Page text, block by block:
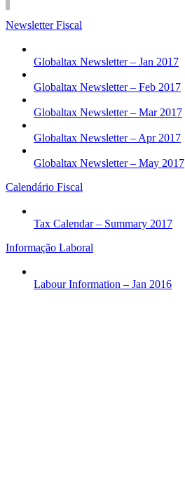
Newsletter Fiscal
Globaltax Newsletter – Jan 2017
Globaltax Newsletter – Feb 2017
Globaltax Newsletter – Mar 2017
Globaltax Newsletter – Apr 2017
Globaltax Newsletter – May 2017
Calendário Fiscal
Tax Calendar – Summary 2017
Informação Laboral
Labour Information – Jan 2016